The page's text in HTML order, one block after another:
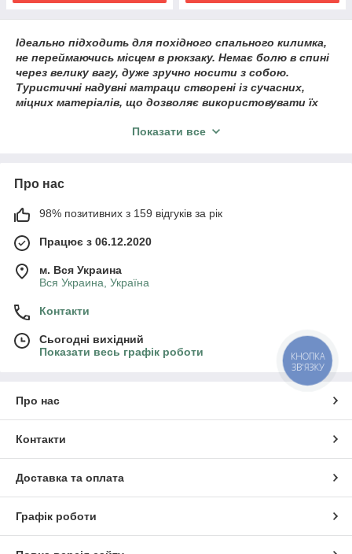
Ідеально підходить для похідного спального килимка,
не переймаючись місцем в рюкзаку. Немає болю в спині
через велику вагу, дуже зручно носити з собою.
Туристичні надувні матраци створені із сучасних,
міцних матеріалів, що дозволяє використовувати їх
водовідштовхувальні та термоізоляційні властивості.
Показати все
Про нас
98% позитивних з 159 відгуків за рік
Працює з 06.12.2020
м. Вся Украина
Вся Украина, Україна
Контакти
Сьогодні вихідний
Показати весь графік роботи
Про нас
Контакти
Доставка та оплата
Графік роботи
КНОПКА
ЗВ'ЯЗКУ